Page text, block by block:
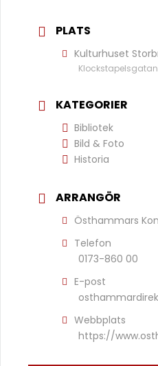
PLATS
Kulturhuset
KATEGORIER
Bibliotek
Bild & Foto
Historia
ARRANGÖR
Östhammars
Telefon
0173-860 00
E-post
Webbplats
https://